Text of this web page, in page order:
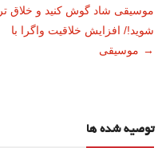
ناوبری
نوشته
موسیقی شاد گوش کنید و خلاق تر
شوید!/ افزایش خلاقیت واگرا با
موسیقی →
توصیه شده ها